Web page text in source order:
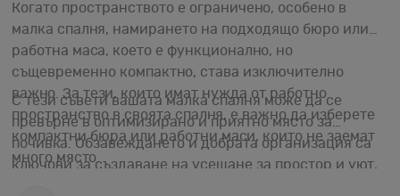
Когато пространството е ограничено, особено в
малка спалня, намирането на подходящо бюро или
работна маса, което е функционално, но
същевременно компактно, става изключително
важно. За тези, които имат нужда от работно
пространство в своята спалня, е важно да изберете
компактни бюра или работни маси, които не заемат
много място.
С тези съвети вашата малка спалня може да се
превърне в оптимизирано и приятно място за
почивка. Обзавеждането и добрата организация са
ключови за създаване на усещане за простор и уют,